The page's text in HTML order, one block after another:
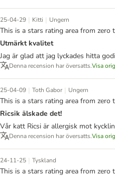
25-04-29 | Kitti | Ungern
This is a stars rating area from zero
Utmärkt kvalitet
Jag är glad att jag lyckades hitta
Denna recension har översatts.Visa
25-04-09 | Toth Gabor | Ungern
This is a stars rating area from zero
Ricsik älskade det!
Vår katt Ricsi är allergisk mot
Denna recension har översatts.Visa
24-11-25 | Tyskland
This is a stars rating area from zero